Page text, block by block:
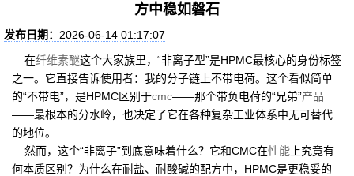
方中稳如磐石
发布日期： 2026-06-14 01:17:07
在纤维素醚这个大家族里，“非离子型”是HPMC最核心的身份标签
之一。它直接告诉使用者：我的分子链上不带电荷。这个看似简单
的“不带电”，是HPMC区别于cmc——那个带负电荷的“兄弟”产品
——最根本的分水岭，也决定了它在各种复杂工业体系中无可替代
的地位。
然而，这个“非离子”到底意味着什么？它和CMC在性能 上究竟有
何本质区别？为什么在耐盐、耐酸碱的配方中，HPMC是更稳妥的